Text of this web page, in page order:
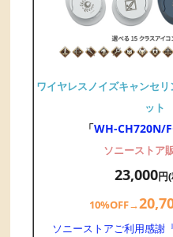
ワイヤレスノイズキャンセ
ット
「WH-CH720N/
ソニーストア
23,000円
10%OFF→
ソニーストアご利用感謝